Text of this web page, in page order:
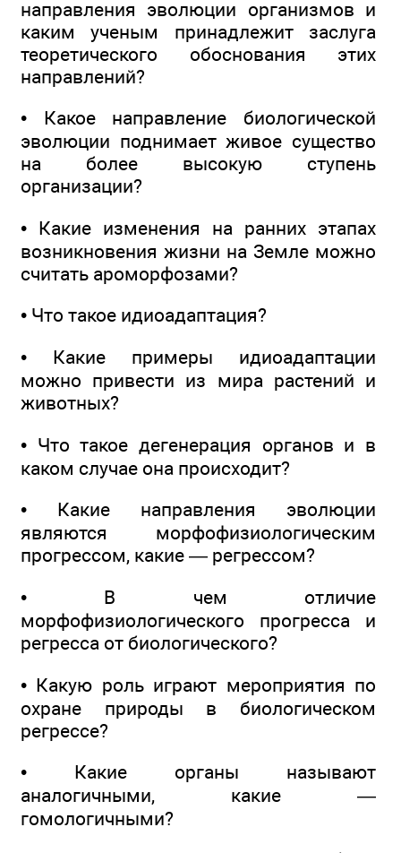
направления эволюции организмов и
каким ученым принадлежит заслуга
теоретического обоснования этих
направлений?
• Какое направление биологической
эволюции поднимает живое существо
на более высокую ступень
организации?
• Какие изменения на ранних этапах
возникновения жизни на Земле можно
считать ароморфозами?
• Что такое идиоадаптация?
• Какие примеры идиоадаптации
можно привести из мира растений и
животных?
• Что такое дегенерация органов и в
каком случае она происходит?
• Какие направления эволюции
являются морфофизиологическим
прогрессом, какие — регрессом?
• В чем отличие
морфофизиологического прогресса и
регресса от биологического?
• Какую роль играют мероприятия по
охране природы в биологическом
регрессе?
• Какие органы называют
аналогичными, какие —
гомологичными?